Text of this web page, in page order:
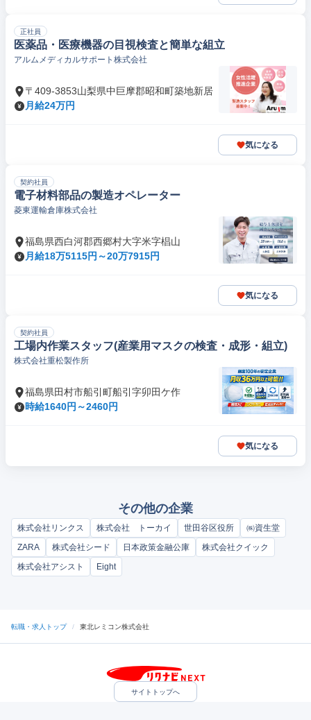
正社員
医薬品・医療機器の目視検査と簡単な組立
アルムメディカルサポート株式会社
〒409-3853山梨県中巨摩郡昭和町築地新居
月給24万円
気になる
契約社員
電子材料部品の製造オペレーター
菱東運輸倉庫株式会社
福島県西白河郡西郷村大字米字椙山
月給18万5115円～20万7915円
気になる
契約社員
工場内作業スタッフ(産業用マスクの検査・成形・組立)
株式会社重松製作所
福島県田村市船引町船引字卯田ケ作
時給1640円～2460円
気になる
その他の企業
株式会社リンクス 株式会社 トーカイ 世田谷区役所
㈱資生堂
ZARA
株式会社シード 日本政策金融公庫
株式会社クイック
株式会社アシスト
Eight
転職・求人トップ / 東北レミコン株式会社
サイトトップへ